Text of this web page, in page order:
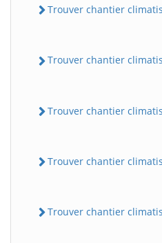
Trouver chantier
Trouver chantier
Trouver chantier
Trouver chantier
Trouver chantier